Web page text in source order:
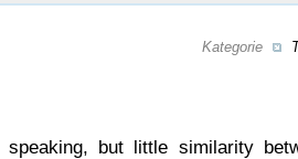
Kategorie
but little similarity